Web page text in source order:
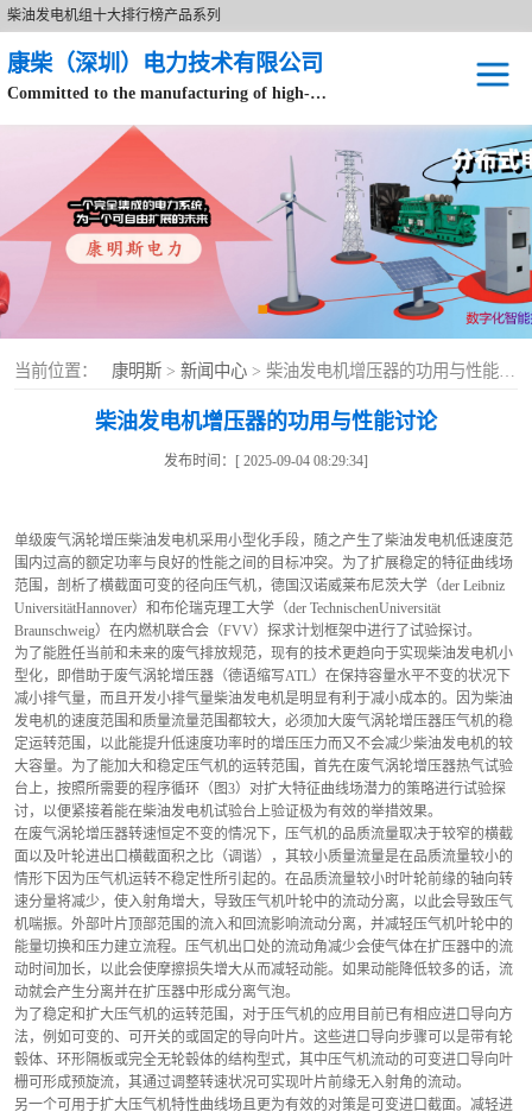
柴油发电机组十大排行榜产品系列
康柴（深圳）电力技术有限公司
Committed to the manufacturing of high-end brand diesel generator sets.
当前位置： 康明斯 > 新闻中心 > 柴油发电机增压器的功用与性能讨论
柴油发电机增压器的功用与性能讨论
发布时间：[ 2025-09-04 08:29:34]
单级废气涡轮增压柴油发电机采用小型化手段，随之产生了柴油发电机低速度范
围内过高的额定功率与良好的性能之间的目标冲突。为了扩展稳定的特征曲线场
范围，剖析了横截面可变的径向压气机，德国汉诺威莱布尼茨大学（der Leibniz
UniversitätHannover）和布伦瑞克理工大学（der TechnischenUniversität
Braunschweig）在内燃机联合会（FVV）探求计划框架中进行了试验探讨。
为了能胜任当前和未来的废气排放规范，现有的技术更趋向于实现柴油发电机小
型化，即借助于废气涡轮增压器（德语缩写ATL）在保持容量水平不变的状况下
减小排气量，而且开发小排气量柴油发电机是明显有利于减小成本的。因为柴油
发电机的速度范围和质量流量范围都较大，必须加大废气涡轮增压器压气机的稳
定运转范围，以此能提升低速度功率时的增压压力而又不会减少柴油发电机的较
大容量。为了能加大和稳定压气机的运转范围，首先在废气涡轮增压器热气试验
台上，按照所需要的程序循环（图3）对扩大特征曲线场潜力的策略进行试验探
讨，以便紧接着能在柴油发电机试验台上验证极为有效的举措效果。
在废气涡轮增压器转速恒定不变的情况下，压气机的品质流量取决于较窄的横截
面以及叶轮进出口横截面积之比（调谐），其较小质量流量是在品质流量较小的
情形下因为压气机运转不稳定性所引起的。在品质流量较小时叶轮前缘的轴向转
速分量将减少，使入射角增大，导致压气机叶轮中的流动分离，以此会导致压气
机喘振。外部叶片顶部范围的流入和回流影响流动分离，并减轻压气机叶轮中的
能量切换和压力建立流程。压气机出口处的流动角减少会使气体在扩压器中的流
动时间加长，以此会使摩擦损失增大从而减轻动能。如果动能降低较多的话，流
动就会产生分离并在扩压器中形成分离气泡。
为了稳定和扩大压气机的运转范围，对于压气机的应用目前已有相应进口导向方
法，例如可变的、可开关的或固定的导向叶片。这些进口导向步骤可以是带有轮
毂体、环形隔板或完全无轮毂体的结构型式，其中压气机流动的可变进口导向叶
栅可形成预旋流，其通过调整转速状况可实现叶片前缘无入射角的流动。
另一个可用于扩大压气机特性曲线场且更为有效的对策是可变进口截面。减轻进
静音型
移动电站
康明斯配件